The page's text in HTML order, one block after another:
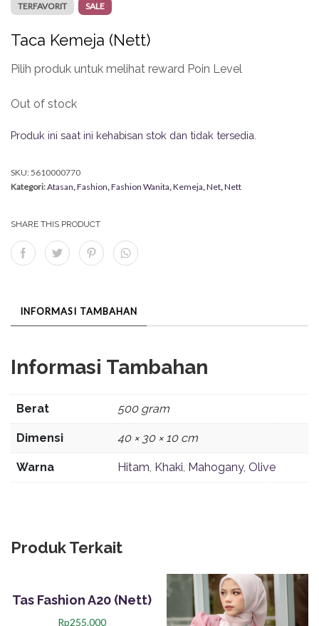
TERFAVORIT SALE
Taca Kemeja (Nett)
Pilih produk untuk melihat reward Poin Level
Out of stock
Produk ini saat ini kehabisan stok dan tidak tersedia.
SKU:5610000770
Kategori:Atasan,Fashion,Fashion Wanita,Kemeja,Net,Nett
SHARE THIS PRODUCT
INFORMASI TAMBAHAN
Informasi Tambahan
Berat 500 gram
Dimensi 40 × 30 × 10 cm
Warna Hitam, Khaki, Mahogany, Olive
Produk Terkait
Tas Fashion A20 (Nett)
Rp255.000